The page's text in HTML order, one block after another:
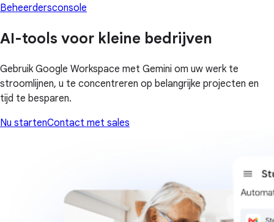
Beheerdersconsole
AI-tools voor kleine bedrijven
Gebruik Google Workspace met Gemini om uw werk te
stroomlijnen, u te concentreren op belangrijke projecten en
tijd te besparen.
Nu startenContact met sales